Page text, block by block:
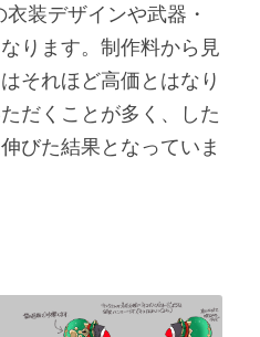
装デザインや武器・
ります。制作料から見
それほど高価とはなり
だくことが多く、した
びた結果となっていま